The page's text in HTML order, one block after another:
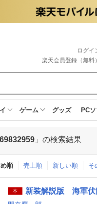
ログイ
楽天会員登録（無料）
ゲーム グッズ PC
」の検索結果
順 売上順 新しい順 そ
本 新装解説版 海軍伏